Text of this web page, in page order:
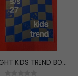
STYLE RIGHT KIDS TREND BOOK S/S 2027 -disponibile in versione cartacea o digitale -